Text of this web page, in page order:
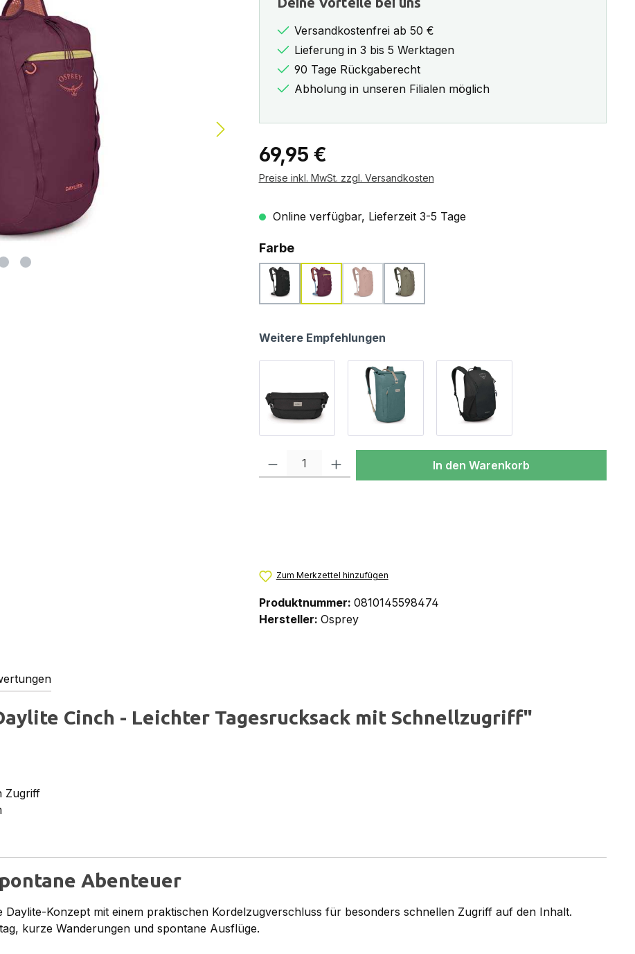
Versandkostenfrei ab 50 €
Lieferung in 3 bis 5 Werktagen
90 Tage Rückgaberecht
Abholung in unseren Filialen möglich
Regulärer Preis:
69,95 €
Preise inkl. MwSt. zzgl. Versandkosten
Online verfügbar, Lieferzeit 3-5 Tage
Farbeauswählen
black moody burgundy
porcelain orange
(Diese Option ist zurzeit nicht verfügbar.)
tan concrete
Weitere Empfehlungen
Produkt Anzahl: Gib den gewünschten Wert ein oder benutze die Schaltflächen
In den Warenkorb
Zum Merkzettel hinzufügen
Produktnummer: 0810145598474
Hersteller: Osprey
Cinch - Leichter Tagesrucksack mit Schnellzugriff"
Zugriff
Abenteuer
Daylite-Konzept mit einem praktischen Kordelzugverschluss für besonders schnellen Zugriff auf den Inhalt.
kurze Wanderungen und spontane Ausflüge.